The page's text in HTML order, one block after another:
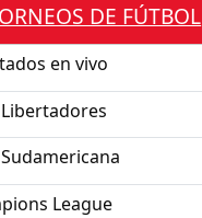
DE FÚTBOL
en vivo
League